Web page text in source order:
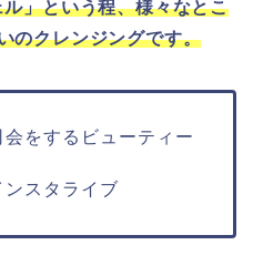
」という程、様々なとこ
のクレンジングです。
をするビューティー
スタライブ